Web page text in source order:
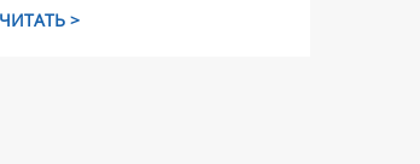
ЧИТАТЬ >